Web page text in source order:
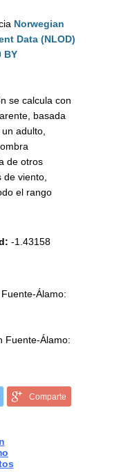
Norwegian
Data (NLOD)
BY
se calcula con
basada
adulto,
de otros
de viento,
el rango
-1.43158
Álamo:
Fuente-Álamo:
Comparte